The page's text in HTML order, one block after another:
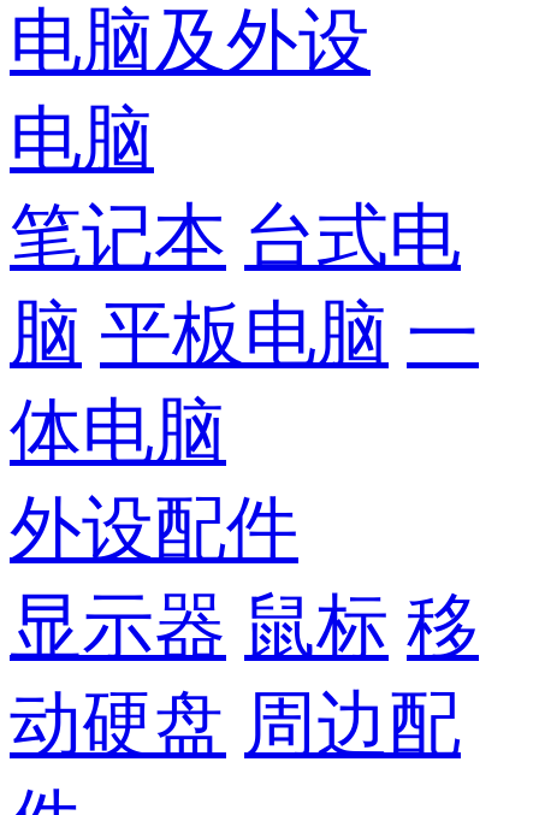
电脑及外设
电脑
笔记本 台式电
脑 平板电脑 一
体电脑
外设配件
显示器 鼠标 移
动硬盘 周边配